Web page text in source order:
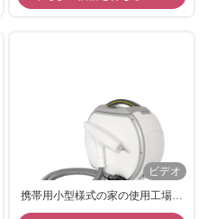
ビデオ
携帯用小型様式の家の使用工場直
接Offter 1064 532 1320nm Qスイ